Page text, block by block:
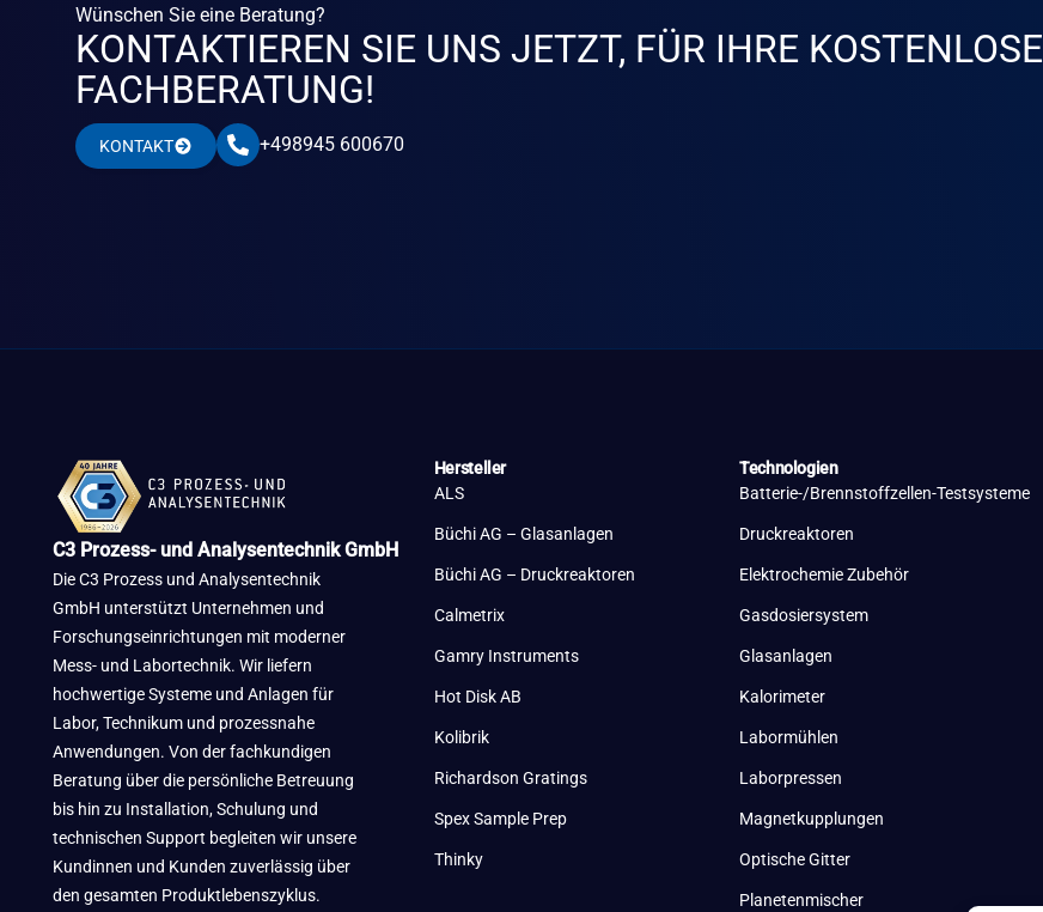
Wünschen Sie eine Beratung?
KONTAKTIEREN SIE UNS JETZT, FÜR IHRE KOSTENLOSE
FACHBERATUNG!
KONTAKT +498945 600670
C3 Prozess- und Analysentechnik GmbH
Die C3 Prozess und Analysentechnik
GmbH unterstützt Unternehmen und
Forschungseinrichtungen mit moderner
Mess- und Labortechnik. Wir liefern
hochwertige Systeme und Anlagen für
Labor, Technikum und prozessnahe
Anwendungen. Von der fachkundigen
Beratung über die persönliche Betreuung
bis hin zu Installation, Schulung und
technischen Support begleiten wir unsere
Kundinnen und Kunden zuverlässig über
den gesamten Produktlebenszyklus.
Hersteller
ALS
Büchi AG – Glasanlagen
Büchi AG – Druckreaktoren
Calmetrix
Gamry Instruments
Hot Disk AB
Kolibrik
Richardson Gratings
Spex Sample Prep
Thinky
Technologien
Batterie-/Brennstoffzellen-Testsysteme
Druckreaktoren
Elektrochemie Zubehör
Gasdosiersystem
Glasanlagen
Kalorimeter
Labormühlen
Laborpressen
Magnetkupplungen
Optische Gitter
Planetenmischer